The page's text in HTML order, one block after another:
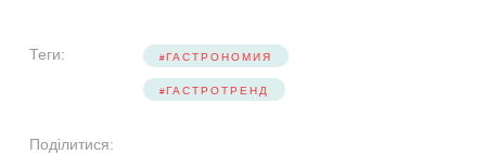
Теги: ГАСТРОНОМИЯ
ГАСТРОТРЕНД
Поділитися: